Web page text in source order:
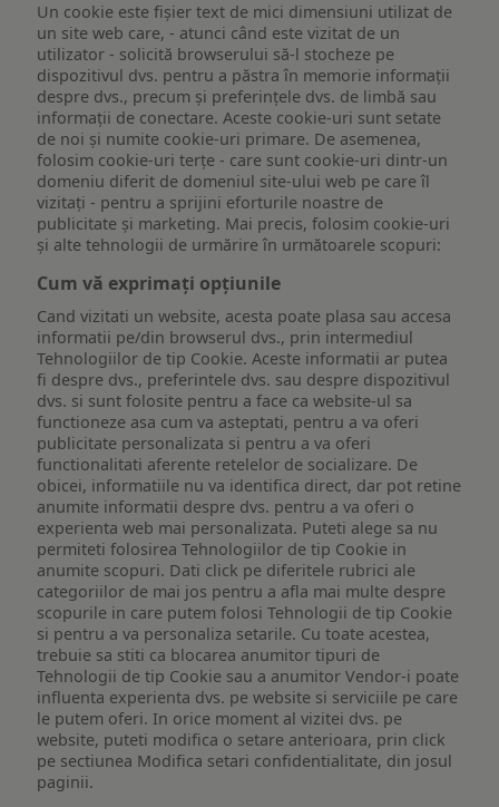
Un cookie este fişier text de mici dimensiuni utilizat de
un site web care, - atunci când este vizitat de un
utilizator - solicită browserului să-l stocheze pe
dispozitivul dvs. pentru a păstra în memorie informații
despre dvs., precum și preferințele dvs. de limbă sau
informații de conectare. Aceste cookie-uri sunt setate
de noi și numite cookie-uri primare. De asemenea,
folosim cookie-uri terțe - care sunt cookie-uri dintr-un
domeniu diferit de domeniul site-ului web pe care îl
vizitați - pentru a sprijini eforturile noastre de
publicitate și marketing. Mai precis, folosim cookie-uri
și alte tehnologii de urmărire în următoarele scopuri:
Cum vă exprimați opțiunile
Cand vizitati un website, acesta poate plasa sau accesa
informatii pe/din browserul dvs., prin intermediul
Tehnologiilor de tip Cookie. Aceste informatii ar putea
fi despre dvs., preferintele dvs. sau despre dispozitivul
dvs. si sunt folosite pentru a face ca website-ul sa
functioneze asa cum va asteptati, pentru a va oferi
publicitate personalizata si pentru a va oferi
functionalitati aferente retelelor de socializare. De
obicei, informatiile nu va identifica direct, dar pot retine
anumite informatii despre dvs. pentru a va oferi o
experienta web mai personalizata. Puteti alege sa nu
permiteti folosirea Tehnologiilor de tip Cookie in
anumite scopuri. Dati click pe diferitele rubrici ale
categoriilor de mai jos pentru a afla mai multe despre
scopurile in care putem folosi Tehnologii de tip Cookie
si pentru a va personaliza setarile. Cu toate acestea,
trebuie sa stiti ca blocarea anumitor tipuri de
Tehnologii de tip Cookie sau a anumitor Vendor-i poate
influenta experienta dvs. pe website si serviciile pe care
le putem oferi. In orice moment al vizitei dvs. pe
website, puteti modifica o setare anterioara, prin click
pe sectiunea Modifica setari confidentialitate, din josul
paginii.